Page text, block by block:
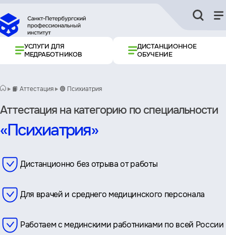
УСЛУГИ ДЛЯ
МЕДРАБОТНИКОВ
ДИСТАНЦИОННОЕ
ОБУЧЕНИЕ
📙 Аттестация 🟢 Психиатрия
Аттестация на категорию по специальности
«Психиатрия»
Дистанционно без отрыва от работы
Для врачей и среднего медицинского персонала
Работаем с мединскими работниками по всей России